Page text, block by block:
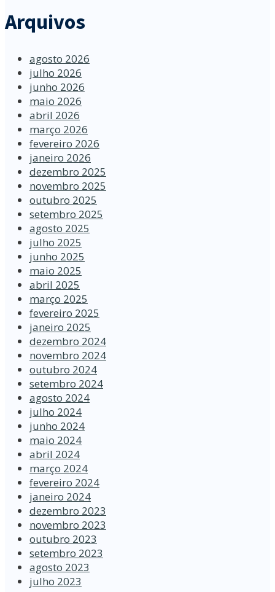
Arquivos
agosto 2026
julho 2026
junho 2026
maio 2026
abril 2026
março 2026
fevereiro 2026
janeiro 2026
dezembro 2025
novembro 2025
outubro 2025
setembro 2025
agosto 2025
julho 2025
junho 2025
maio 2025
abril 2025
março 2025
fevereiro 2025
janeiro 2025
dezembro 2024
novembro 2024
outubro 2024
setembro 2024
agosto 2024
julho 2024
junho 2024
maio 2024
abril 2024
março 2024
fevereiro 2024
janeiro 2024
dezembro 2023
novembro 2023
outubro 2023
setembro 2023
agosto 2023
julho 2023